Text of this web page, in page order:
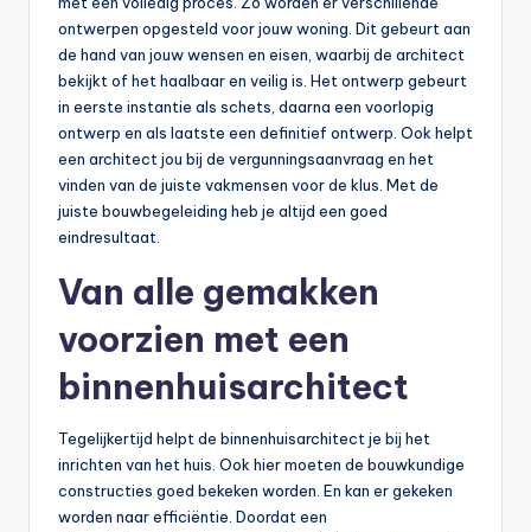
ontwerpen opgesteld voor jouw woning. Dit gebeurt aan
de hand van jouw wensen en eisen, waarbij de architect
bekijkt of het haalbaar en veilig is. Het ontwerp gebeurt
in eerste instantie als schets, daarna een voorlopig
ontwerp en als laatste een definitief ontwerp. Ook helpt
een architect jou bij de vergunningsaanvraag en het
vinden van de juiste vakmensen voor de klus. Met de
juiste bouwbegeleiding heb je altijd een goed
eindresultaat.
Van alle gemakken
voorzien met een
binnenhuisarchitect
Tegelijkertijd helpt de binnenhuisarchitect je bij het
inrichten van het huis. Ook hier moeten de bouwkundige
constructies goed bekeken worden. En kan er gekeken
worden naar efficiëntie. Doordat een